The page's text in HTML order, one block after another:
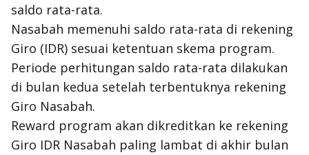
saldo rata-rata.
Nasabah memenuhi saldo rata-rata di rekening
Giro (IDR) sesuai ketentuan skema program.
Periode perhitungan saldo rata-rata dilakukan
di bulan kedua setelah terbentuknya rekening
Giro Nasabah.
Reward program akan dikreditkan ke rekening
Giro IDR Nasabah paling lambat di akhir bulan